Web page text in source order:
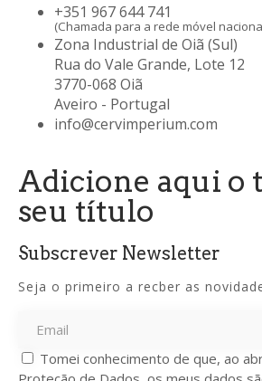
+351 967 644 741
(Chamada para a rede móvel
Zona Industrial de Oiã (Sul)
Rua do Vale Grande, Lote 12
3770-068 Oiã
Aveiro - Portugal
info@cervimperium.com
Adicione aqui o
seu título
Subscrever Newsletter
Seja o primeiro a recber as
Tomei conhecimento de que, ao